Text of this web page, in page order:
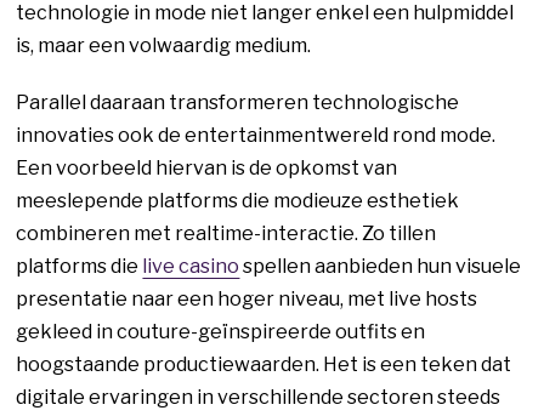
technologie in mode niet langer enkel een hulpmiddel
is, maar een volwaardig medium.
Parallel daaraan transformeren technologische
innovaties ook de entertainmentwereld rond mode.
Een voorbeeld hiervan is de opkomst van
meeslepende platforms die modieuze esthetiek
combineren met realtime-interactie. Zo tillen
platforms die live casino spellen aanbieden hun visuele
presentatie naar een hoger niveau, met live hosts
gekleed in couture-geïnspireerde outfits en
hoogstaande productiewaarden. Het is een teken dat
digitale ervaringen in verschillende sectoren steeds